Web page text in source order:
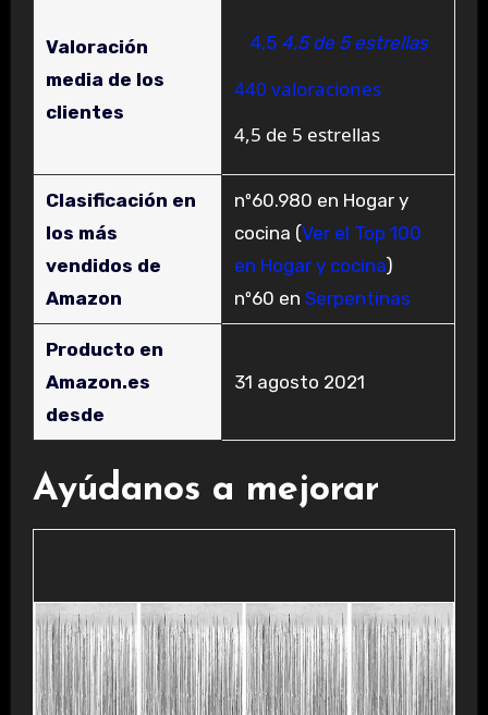
Valoración
media de los
clientes
4,5 4,5 de 5 estrellas
440 valoraciones
4,5 de 5 estrellas
Clasificación en
los más
vendidos de
Amazon
nº60.980 en Hogar y
cocina (Ver el Top 100
en Hogar y cocina)
nº60 en Serpentinas
Producto en
Amazon.es
desde
31 agosto 2021
Ayúdanos a mejorar